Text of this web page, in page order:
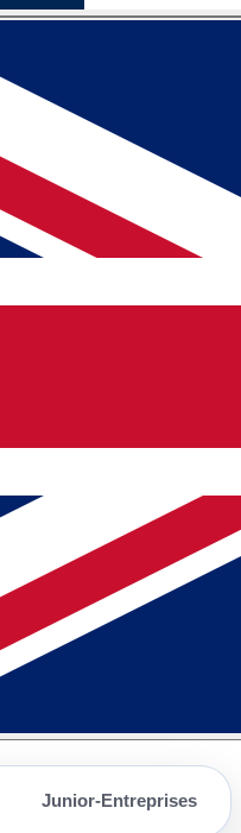
Junior‑Entreprises